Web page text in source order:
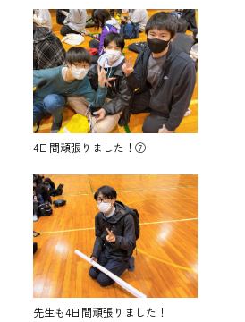
4日間頑張りました！⑦
先生も4日間頑張りました！